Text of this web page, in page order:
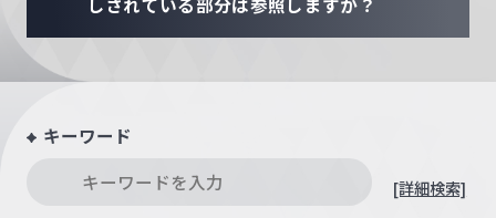
キーワード
[詳細検索]